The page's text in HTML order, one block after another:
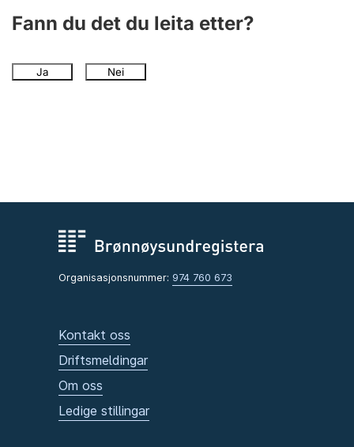
Fann du det du leita etter?
Ja Nei
Organisasjonsnummer: 974 760 673
Kontakt oss
Driftsmeldingar
Om oss
Ledige stillingar